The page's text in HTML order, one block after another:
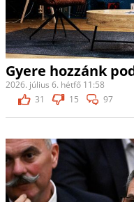
Gyere hozzánk
2026. július 6. hétfő 11:58
31
15 97